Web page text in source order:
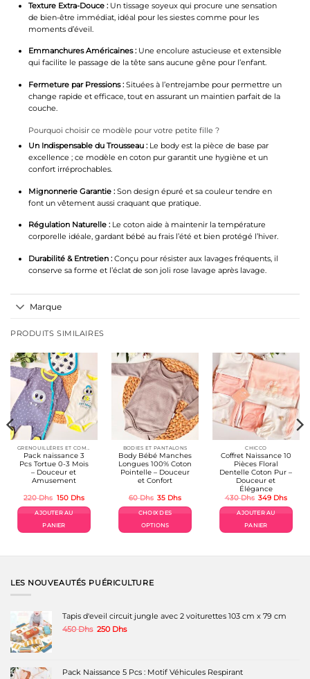
Texture Extra-Douce :Un tissage soyeux qui procure une sensation
de bien-être immédiat, idéal pour les siestes comme pour les
moments d’éveil.
Emmanchures Américaines :Une encolure astucieuse et extensible
qui facilite le passage de la tête sans aucune gêne pour l’enfant.
Fermeture par Pressions :Situées à l’entrejambe pour permettre un
change rapide et efficace, tout en assurant un maintien parfait de la
couche.
Pourquoi choisir ce modèle pour votre petite fille ?
Un Indispensable du Trousseau :Le body est la pièce de base par
excellence ; ce modèle en coton pur garantit une hygiène et un
confort irréprochables.
Mignonnerie Garantie :Son design épuré et sa couleur tendre en
font un vêtement aussi craquant que pratique.
Régulation Naturelle :Le coton aide à maintenir la température
corporelle idéale, gardant bébé au frais l’été et bien protégé l’hiver.
Durabilité & Entretien :Conçu pour résister aux lavages fréquents, il
conserve sa forme et l’éclat de son joli rose lavage après lavage.
Marque
PRODUITS SIMILAIRES
Pack naissance 3
Pcs Tortue 0-3 Mois
– Douceur et
Amusement
220Dhs Le
initial
était :
220 Dhs.
150 DhsLe
actuel
AJOUTER AU
PANIER
BODIES ET PANTALONS
Body Bébé Manches
Longues 100% Coton
Pointelle – Douceur
et Confort
60Dhs Le
initial
était :
60 Dhs.
35 DhsLe
actuel
CHOIX DES
OPTIONS
a
être
du
CHICCO
Coffret Naissance 10
Pièces Floral
Dentelle Coton Pur –
Douceur et
Élégance
430Dhs Le
initial
était :
430 Dhs.
349 DhsLe
actuel
AJOUTER AU
PANIER
LES NOUVEAUTÉS PUÉRICULTURE
Tapis d'eveil circuit jungle avec 2 voiturettes 103 cm x 79 cm
450Dhs Le
250 DhsLe
Pack Naissance 5 Pcs : Motif Véhicules Respirant